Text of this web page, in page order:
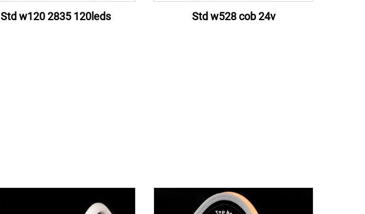
Std w120 2835 120leds Std w528 cob 24v